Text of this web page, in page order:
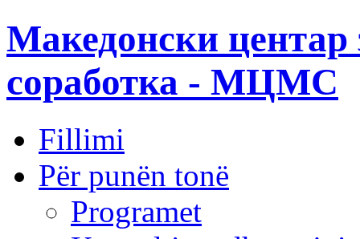
Македонски центар
соработка - МЦМС
Fillimi
Për punën tonë
Programet